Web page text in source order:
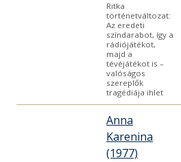
Ritka
történetváltozat:
Az eredeti
színdarabot, így a
rádiójátékot,
majd a
tévéjátékot is –
valóságos
szereplők
tragédiája ihlet
Anna
Karenina
(1977)